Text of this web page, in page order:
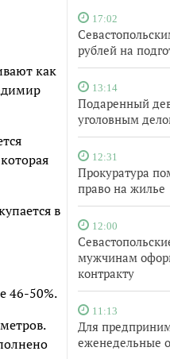
17:02
рублей на
13:14
Подаренный
уголовным
12:31
Прокуратура
право на жилье
12:00
мужчинам
контракту
11:13
Для
еженедельные
как
в
46-50%.